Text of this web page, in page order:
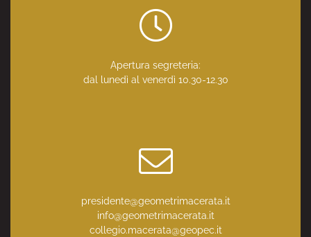
Apertura segreteria:
dal lunedì al venerdì 10.30-12.30
presidente@geometrimacerata.it
info@geometrimacerata.it
collegio.macerata@geopec.it